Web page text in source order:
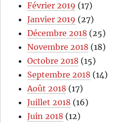
Février 2019 (17)
Janvier 2019 (27)
Décembre 2018 (25)
Novembre 2018 (18)
Octobre 2018 (15)
Septembre 2018 (14)
Août 2018 (17)
Juillet 2018 (16)
Juin 2018 (12)